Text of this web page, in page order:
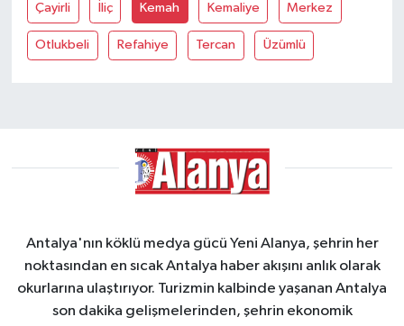
Çayirli İliç Kemah Kemaliye Merkez
Otlukbeli Refahiye Tercan Üzümlü
Antalya'nın köklü medya gücü Yeni Alanya, şehrin her
noktasından en sıcak Antalya haber akışını anlık olarak
okurlarına ulaştırıyor. Turizmin kalbinde yaşanan Antalya
son dakika gelişmelerinden, şehrin ekonomik